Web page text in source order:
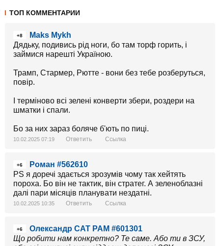
ТОП КОММЕНТАРИИ
+8
Maks Mykh
Дядьку, подивись рід ноги, бо там торф горить, і
займися нарешті Україною.
Трамп, Стармер, Рютте - вони без тебе розберуться,
повір.
І терміново всі зелені конверти збери, роздери на
шматки і спали.
Бо за них зараз боляче б'ють по пиці.
10.02.2025 07:19 Ответить Ссылка
+6
Роман #562610
PS я доречі здається зрозумів чому так хейтять
пороха. Бо він не тактик, він стратег. А зеленоблазні
далі пари місяців планувати нездатні.
10.02.2025 10:35 Ответить Ссылка
+6
Олександр САТ РАМ #601301
Що робити нам конкретно? Те саме. Або ти в ЗСУ,